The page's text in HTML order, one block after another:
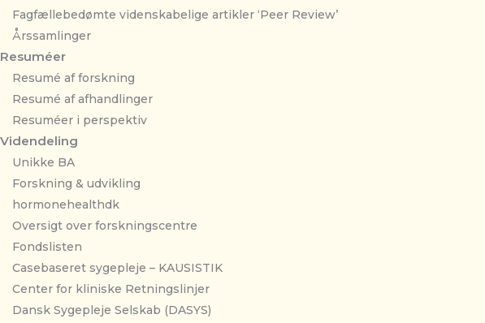
Fagfællebedømte videnskabelige artikler ‘Peer Review’
Årssamlinger
Resuméer
Resumé af forskning
Resumé af afhandlinger
Resuméer i perspektiv
Videndeling
Unikke BA
Forskning & udvikling
hormonehealthdk
Oversigt over forskningscentre
Fondslisten
Casebaseret sygepleje – KAUSISTIK
Center for kliniske Retningslinjer
Dansk Sygepleje Selskab (DASYS)